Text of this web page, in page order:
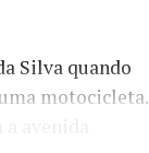
Silva quando
motocicleta.